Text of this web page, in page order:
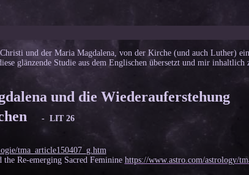
und der Maria Magdalena, von der Kirche (und auch Luther)
glänzende Studie aus dem Englischen übersetzt und mir inhaltlich
und die Wiederauferstehung
- LIT 26
tma_article150407_g.htm
the Re-emerging Sacred Feminine https://www.astro.com/astrology/